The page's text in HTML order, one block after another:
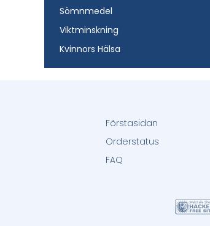
Sömnmedel
Viktminskning
Kvinnors Hälsa
Förstasidan
Orderstatus
FAQ